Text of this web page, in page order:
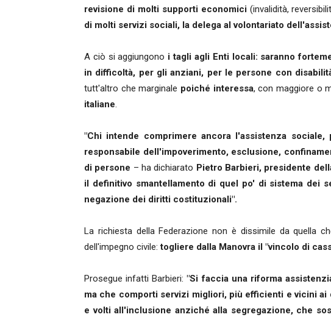
revisione di molti supporti economici(invalidità,
di molti servizi sociali, la delega al volontariato
A ciò si aggiungono i tagli agli Enti locali: saranno
in difficoltà, per gli anziani, per le persone con
tutt'altro che marginale poiché interessa, con maggiore o
italiane.
"Chi intende comprimere ancora l'assistenza
responsabile dell'impoverimento, esclusione,
di persone – ha dichiarato Pietro Barbieri, presidente
il definitivo smantellamento di quel po' di sistema dei
negazione dei diritti costituzionali".
La richiesta della Federazione non è dissimile da quella
dell'impegno civile:togliere dalla Manovra il "vincolo di
Prosegue infatti Barbieri:"Si faccia una riforma
ma che comporti servizi migliori, più efficienti e vicini
e volti all'inclusione anziché alla segregazione, che